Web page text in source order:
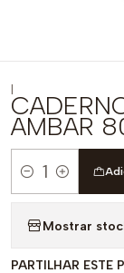
|
AMBAR
Quantidade
Mostrar
PARTILHAR ESTE